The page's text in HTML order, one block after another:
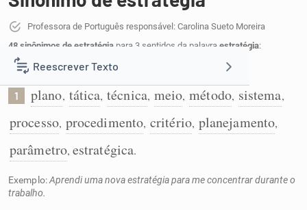
Reescrever Texto
Resumir Texto
Corrigir Texto
Detector de IA
Professora de Português responsável: Carolina Sueto Moreira
48 sinônimos de estratégia para 3 sentidos da palavra estratégia:
Plano que objetiva a organização:
1 plano, tática, técnica, meio, método, sistema,
processo, procedimento, critério, planejamento,
parâmetro, estratégica.
Exemplo:Aprendi uma nova estratégia para me concentrar durante o
trabalho.